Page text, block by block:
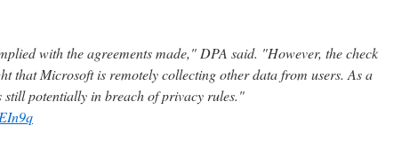
with the agreements made," DPA said. "However, the check
that Microsoft is remotely collecting other data from users. As a
still potentially in breach of privacy rules."